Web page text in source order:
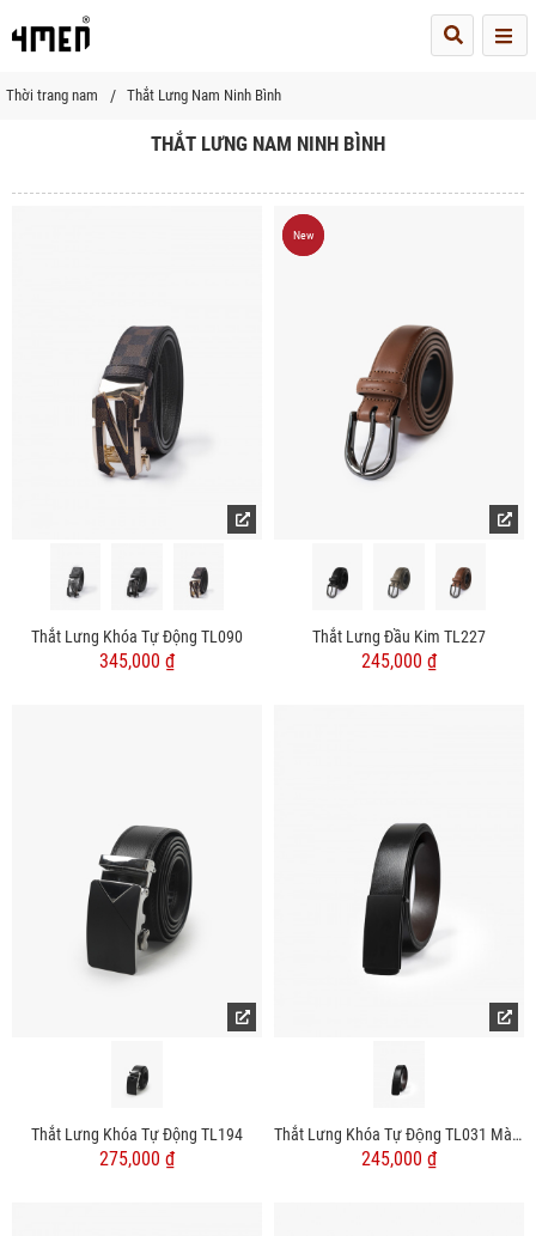
Thời trang nam Thắt Lưng Nam Ninh Bình
THẮT LƯNG NAM NINH BÌNH
Thắt Lưng Khóa Tự Động TL090
345,000 ₫
New
New
Thắt Lưng Đầu Kim TL227
245,000 ₫
Thắt Lưng Khóa Tự Động TL194
275,000 ₫
Thắt Lưng Khóa Tự Động TL031 Màu Đen
245,000 ₫